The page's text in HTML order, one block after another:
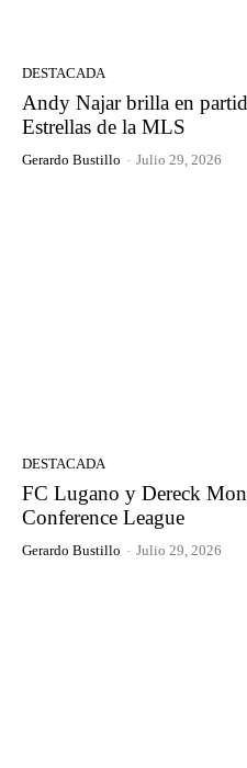
DESTACADA
Andy Najar brilla en
Estrellas de la MLS
Gerardo Bustillo - Julio 29, 2026
DESTACADA
FC Lugano y Dereck
Conference League
Gerardo Bustillo - Julio 29, 2026